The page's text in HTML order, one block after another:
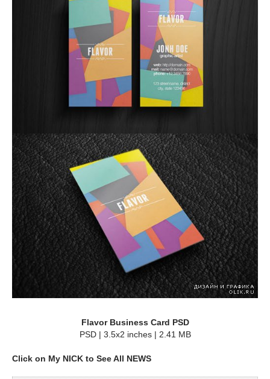
Flavor Business Card PSD
PSD | 3.5x2 inches | 2.41 MB
Click on My NICK to See All NEWS